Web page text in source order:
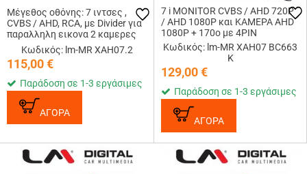
Μέγεθος οθόνης: 7 ιντσες ,
CVBS / AHD, RCA, με Divider για
παραλληλη εικονα 2 καμερες
(δεν περιεχονται)
Κωδικός: lm-MR XAH07.2
115,00€
Παράδοση σε 1-3 εργάσιμες
ΑΓΟΡΑ
7 i MONITOR CVBS / AHD 720P
/ AHD 1080P και ΚΑΜΕΡΑ AHD
1080P + 170o με 4PIN
Κωδικός: lm-MR XAH07 BC663
K
129,00€
Παράδοση σε 1-3 εργάσιμες
ΑΓΟΡΑ